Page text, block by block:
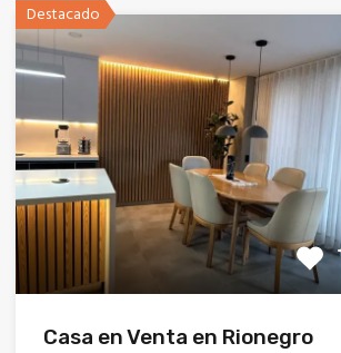
Destacado
Casa en Venta en Rionegro